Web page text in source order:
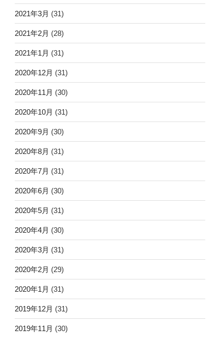
2021年3月 (31)
2021年2月 (28)
2021年1月 (31)
2020年12月 (31)
2020年11月 (30)
2020年10月 (31)
2020年9月 (30)
2020年8月 (31)
2020年7月 (31)
2020年6月 (30)
2020年5月 (31)
2020年4月 (30)
2020年3月 (31)
2020年2月 (29)
2020年1月 (31)
2019年12月 (31)
2019年11月 (30)